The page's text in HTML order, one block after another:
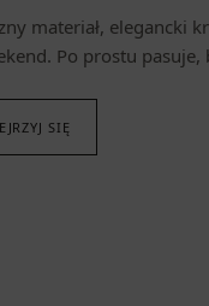
materiał, elegancki
Po prostu
SIĘ